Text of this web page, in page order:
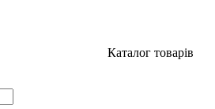
Каталог товарів